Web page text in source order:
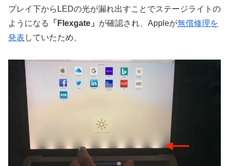
プレイ下からLEDの光が漏れ出すことでステージライトの
ようになる
「Flexgate」 が確認され、Appleが無償修理を
発表 していたため、